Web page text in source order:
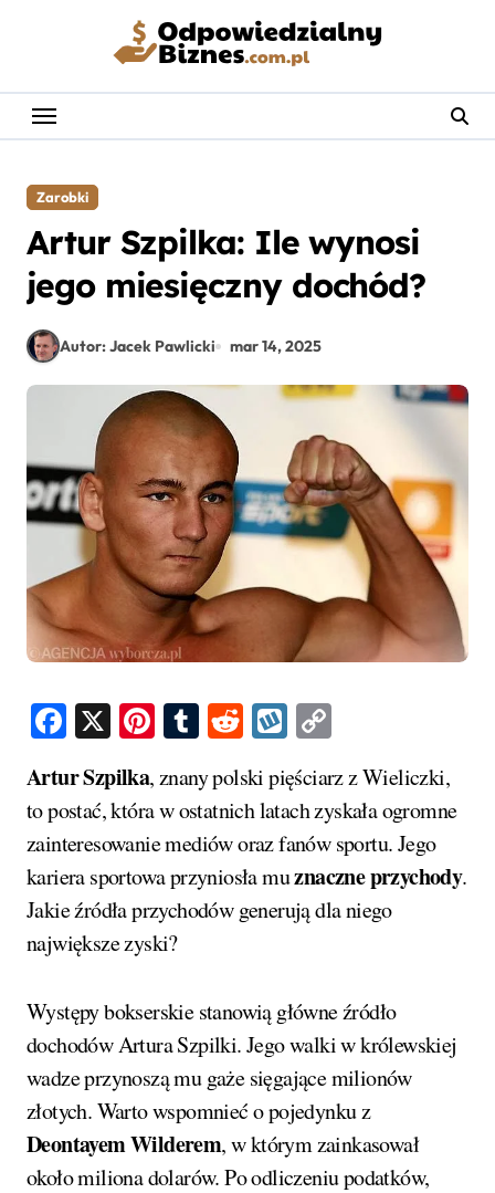
Zarobki
Artur Szpilka: Ile wynosi
jego miesięczny dochód?
Autor: Jacek Pawlicki mar 14, 2025
Facebook
X Pinterest
Tumblr
RedditWykop
Artur Szpilka, znany polski pięściarz z Wieliczki,
to postać, która w ostatnich latach zyskała ogromne
zainteresowanie mediów oraz fanów sportu. Jego
kariera sportowa przyniosła muznaczne przychody.
Jakie źródła przychodów generują dla niego
największe zyski?
Występy bokserskie stanowią główne źródło
dochodów Artura Szpilki. Jego walki w królewskiej
wadze przynoszą mu gaże sięgające milionów
złotych. Warto wspomnieć o pojedynku z
Deontayem Wilderem, w którym zainkasował
około miliona dolarów. Po odliczeniu podatków,